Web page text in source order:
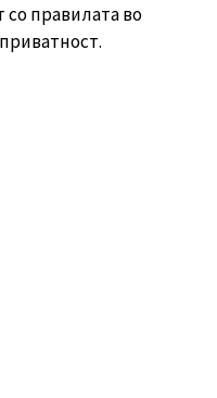
со правилата во